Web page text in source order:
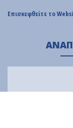
Διαύγεια
Επισκεφθείτε το